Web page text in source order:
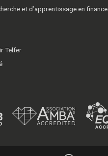
et d’apprentissage en finance
Telfer